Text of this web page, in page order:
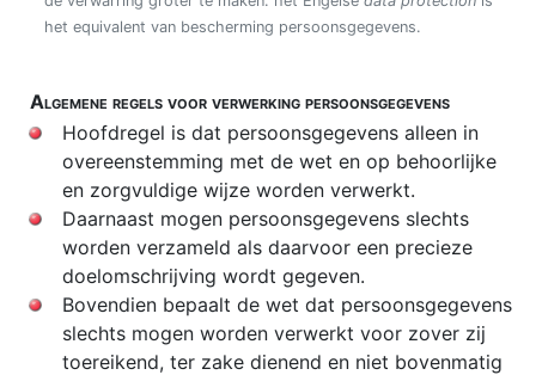
het equivalent van bescherming persoonsgegevens.
Algemene regels voor verwerking persoonsgegevens
Hoofdregel is dat persoonsgegevens alleen in
overeenstemming met de wet en op behoorlijke
en zorgvuldige wijze worden verwerkt.
Daarnaast mogen persoonsgegevens slechts
worden verzameld als daarvoor een precieze
doelomschrijving wordt gegeven.
Bovendien bepaalt de wet dat persoonsgegevens
slechts mogen worden verwerkt voor zover zij
toereikend, ter zake dienend en niet bovenmatig